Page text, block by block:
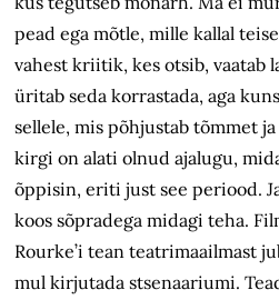
pead ega mõtle, mille kallal
vahest kriitik, kes otsib, vaatab
üritab seda korrastada, aga
sellele, mis põhjustab tõmmet
kirgi on alati olnud ajalugu,
õppisin, eriti just see periood.
koos sõpradega midagi teha.
Rourke’i tean teatrimaailmast
mul kirjutada stsenaariumi.